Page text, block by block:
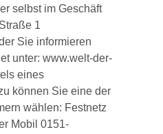
selbst im Geschäft
1
Sie informieren
unter: www.welt-der-
eines
können Sie eine der
wählen: Festnetz
Mobil 0151-